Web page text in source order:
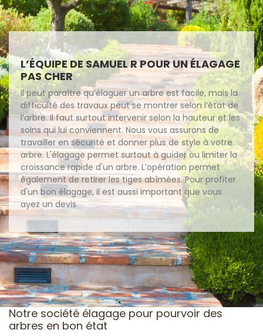
L’ÉQUIPE DE SAMUEL R POUR UN ÉLAGAGE
PAS CHER
Il peut paraître qu’élaguer un arbre est facile, mais la
difficulté des travaux peut se montrer selon l’état de
l’arbre. Il faut surtout intervenir selon la hauteur et les
soins qui lui conviennent. Nous vous assurons de
travailler en sécurité et donner plus de style à votre
arbre. L'élagage permet surtout à guider ou limiter la
croissance rapide d'un arbre. L’opération permet
également de retirer les tiges abîmées. Pour profiter
d'un bon élagage, il est aussi important que vous
ayez un devis.
Notre société élagage pour pourvoir des
arbres en bon état